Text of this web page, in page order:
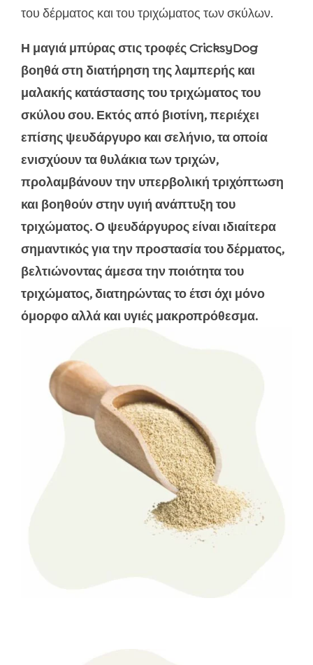
του δέρματος και του τριχώματος των σκύλων.
Η μαγιά μπύρας στις τροφές CricksyDog
βοηθά στη διατήρηση της λαμπερής και
μαλακής κατάστασης του τριχώματος του
σκύλου σου. Εκτός από βιοτίνη, περιέχει
επίσης ψευδάργυρο και σελήνιο, τα οποία
ενισχύουν τα θυλάκια των τριχών,
προλαμβάνουν την υπερβολική τριχόπτωση
και βοηθούν στην υγιή ανάπτυξη του
τριχώματος. Ο ψευδάργυρος είναι ιδιαίτερα
σημαντικός για την προστασία του δέρματος,
βελτιώνοντας άμεσα την ποιότητα του
τριχώματος, διατηρώντας το έτσι όχι μόνο
όμορφο αλλά και υγιές μακροπρόθεσμα.